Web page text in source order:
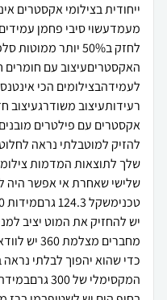
ייחודית בצילומי אקסטרים
מעמדעשוי סיבי פחמן
לחזק ב50% יותר
האקסטריםעיצוב עם חומרים
לעמידהבצילומים הכי
רעידותעיצוב משודרגעיצוב
אקסטרים עם פילטרים
שלך לתוצאות המדמות
יש להחזיק את המוט יציב
מחברים
כדי שהוא יהפוך לבלתי
המקסימלי של